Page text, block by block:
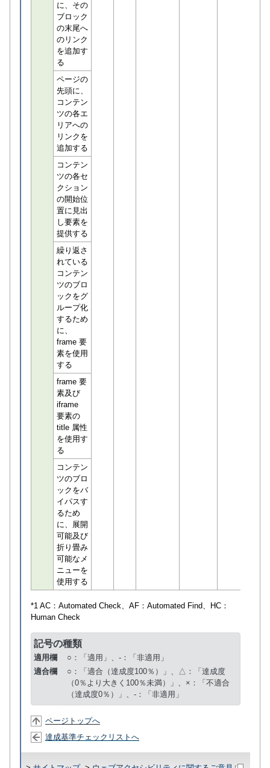
に、その
ブロック
の末尾へ
のリンク
を追加す
る
ページの
先頭に、
コンテン
ツの各エ
リアへの
リンクを
追加する
コンテン
ツの各セ
クション
の開始位
置に見出
し要素を
提供する
繰り返さ
れている
コンテン
ツのブロ
ックをグ
ループ化
するため
に、
frame 要
素を使用
する
frame 要
素及び
iframe
要素の
title 属性
を使用す
る
コンテン
ツのブロ
ックをバ
イパスす
るため
に、展開
可能及び
折り畳み
可能なメ
ニューを
使用する
*1 AC： Automated Check、AF： Automated Find、HC：
Human Check
記号の種類
適用欄
○：「適用」、-：「非適用」
適合欄
○：「適合（達成度100％）」、△：「達成度
（0％より大きく100％未満）」、×：「不適合
（達成度0％）」、-：「非適用」
ページトップへ
達成基準チェックリストへ